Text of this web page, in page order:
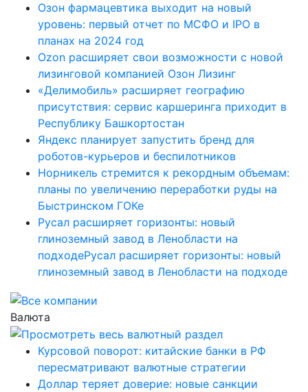
Озон фармацевтика выходит на новый
уровень: первый отчет по МСФО и IPO в
планах на 2024 год
Ozon расширяет свои возможности с новой
лизинговой компанией Озон Лизинг
«Делимобиль» расширяет географию
присутствия: сервис каршеринга приходит в
Республику Башкортостан
Яндекс планирует запустить бренд для
роботов-курьеров и беспилотников
Норникель стремится к рекордным объемам:
планы по увеличению переработки руды на
Быстринском ГОКе
Русал расширяет горизонты: новый
глиноземный завод в Ленобласти на
подходеРусал расширяет горизонты: новый
глиноземный завод в Ленобласти на подходе
Валюта
Курсовой поворот: китайские банки в РФ
пересматривают валютные стратегии
Доллар теряет доверие: новые санкции